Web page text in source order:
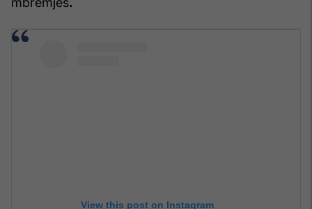
View this post on Instagram